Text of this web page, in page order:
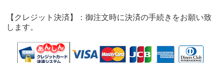
【クレジット決済】：御注文時に決済の手続きをお願い致
します。